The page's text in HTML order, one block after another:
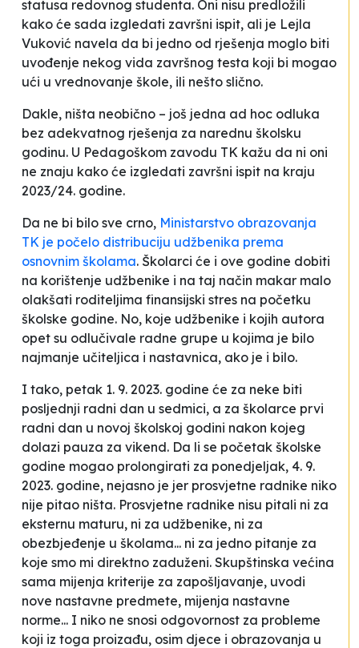
statusa redovnog studenta. Oni nisu predložili
kako će sada izgledati završni ispit, ali je Lejla
Vuković navela da bi jedno od rješenja moglo biti
uvođenje nekog vida završnog testa koji bi mogao
ući u vrednovanje škole, ili nešto slično.
Dakle, ništa neobično – još jedna ad hoc odluka
bez adekvatnog rješenja za narednu školsku
godinu. U Pedagoškom zavodu TK kažu da ni oni
ne znaju kako će izgledati završni ispit na kraju
2023/24. godine.
Da ne bi bilo sve crno, Ministarstvo obrazovanja
TK je počelo distribuciju udžbenika prema
osnovnim školama. Školarci će i ove godine dobiti
na korištenje udžbenike i na taj način makar malo
olakšati roditeljima finansijski stres na početku
školske godine. No, koje udžbenike i kojih autora
opet su odlučivale radne grupe u kojima je bilo
najmanje učiteljica i nastavnica, ako je i bilo.
I tako, petak 1. 9. 2023. godine će za neke biti
posljednji radni dan u sedmici, a za školarce prvi
radni dan u novoj školskoj godini nakon kojeg
dolazi pauza za vikend. Da li se početak školske
godine mogao prolongirati za ponedjeljak, 4. 9.
2023. godine, nejasno je jer prosvjetne radnike niko
nije pitao ništa. Prosvjetne radnike nisu pitali ni za
eksternu maturu, ni za udžbenike, ni za
obezbjeđenje u školama... ni za jedno pitanje za
koje smo mi direktno zaduženi. Skupštinska većina
sama mijenja kriterije za zapošljavanje, uvodi
nove nastavne predmete, mijenja nastavne
norme... I niko ne snosi odgovornost za probleme
koji iz toga proizađu, osim djece i obrazovanja u